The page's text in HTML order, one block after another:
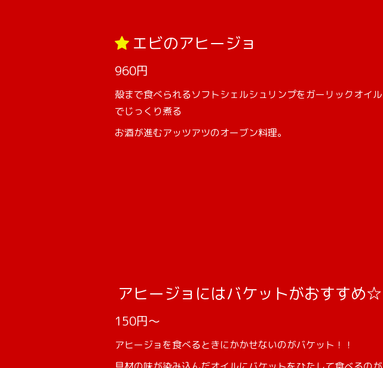
エビのアヒージョ
960円
殻まで食べられるソフトシェルシュリンプをガーリックオイル
でじっくり煮る
お酒が進むアッツアツのオーブン料理。
アヒージョにはバケットがおすすめ☆
150円～
アヒージョを食べるときにかかせないのがバケット！！